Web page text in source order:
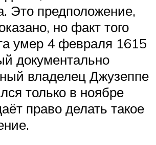
Это предположение,
но факт того
умер 4 февраля 1615
документально
владелец Джузеппе
только в ноябре
право делать такое